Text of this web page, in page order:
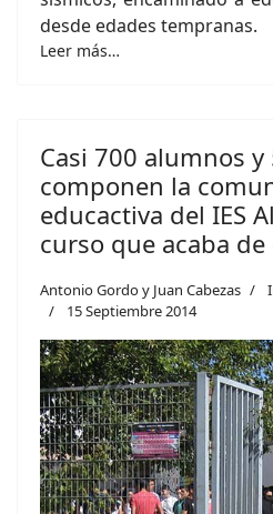
desde edades tempranas.
Leer más…
Casi 700 alumnos
componen la
educactiva del IES
curso que acaba
Antonio Gordo y Juan Cabezas
15 Septiembre 2014